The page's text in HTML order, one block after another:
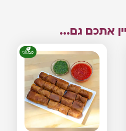
אתכם גם...
טבעוני